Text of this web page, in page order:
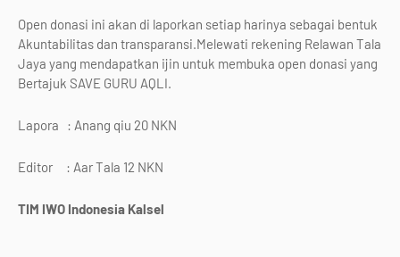
Open donasi ini akan di laporkan setiap harinya sebagai bentuk
Akuntabilitas dan transparansi.Melewati rekening Relawan Tala
Jaya yang mendapatkan ijin untuk membuka open donasi yang
Bertajuk SAVE GURU AQLI.
Lapora : Anang qiu 20 NKN
Editor : Aar Tala 12 NKN
TIM IWO Indonesia Kalsel